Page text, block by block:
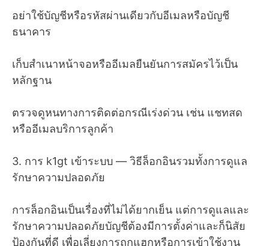
อย่าใช้บัญชีหรือรหัสผ่านเดียวกับอีเมลหรือบัญชี
ธนาคาร
เก็บสำเนาหน้าจอหรืออีเมลยืนยันการสมัครไว้เป็น
หลักฐาน
ตรวจดูหนทางการติดต่อกรณีเร่งด่วน เช่น แชทสด
หรืออีเมลบริการลูกค้า
3. การ k1gt เข้าระบบ — วิธีล็อกอินรวมทั้งการดูแล
รักษาความปลอดภัย
การล็อกอินเป็นเรื่องที่ไม่ได้ยากเย็น แต่การดูแลและ
รักษาความปลอดภัยบัญชีต้องมีการตั้งค่าและก็นิสัย
ป้องกันที่ดี เพื่อเลี่ยงการถูกแฮกหรือการเข้าใช้งาน